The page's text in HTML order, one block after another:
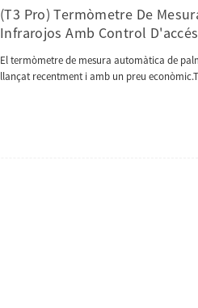
(T3 Pro) Termòmetre De
Infrarojos Amb Control
El termòmetre de mesura automàtica de
llançat recentment i amb un preu